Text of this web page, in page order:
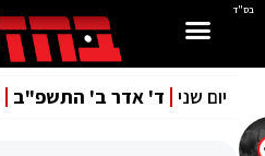
בס"ד
יום שני ד' אדר ב' התשפ"ב